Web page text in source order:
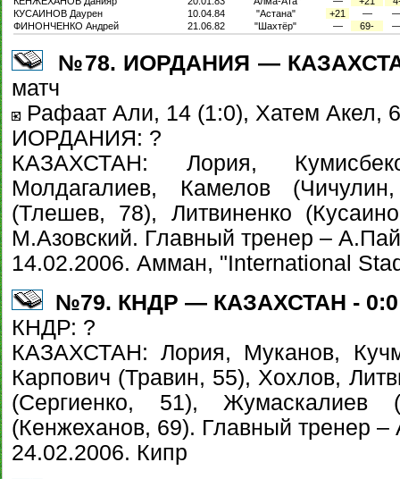
КУСАИНОВ Даурен
10.04.84 "Астана" +21 —
ФИНОНЧЕНКО Андрей
21.06.82 "Шахтёр" — 69-
№78. ИОРДАНИЯ —
матч
Рафаат Али, 14 (1:0), Хатем Акел,
ИОРДАНИЯ: ?
КАЗАХСТАН: Лория,
Молдагалиев, Камелов
(Тлешев, 78), Литвиненко
М.Азовский. Главный тренер –
14.02.2006. Амман, "International
№79. КНДР — КАЗАХСТАН - 0:0
КНДР: ?
КАЗАХСТАН: Лория, Муканов,
Карпович (Травин, 55), Хохлов,
(Сергиенко, 51), Жумаскалиев
(Кенжеханов, 69). Главный тренер
24.02.2006. Кипр